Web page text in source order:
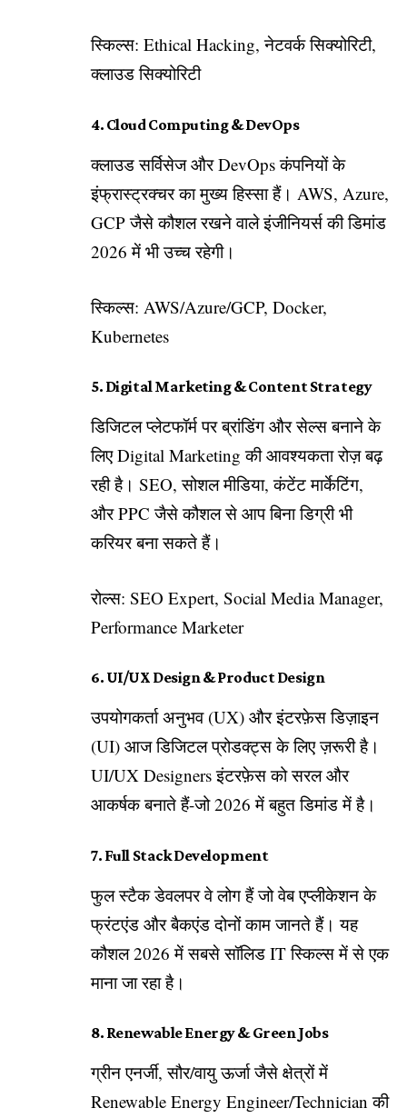
स्किल्स: Ethical Hacking, नेटवर्क सिक्योरिटी,
क्लाउड सिक्योरिटी
4. Cloud Computing & DevOps
क्लाउड सर्विसेज और DevOps कंपनियों के
इंफ्रास्ट्रक्चर का मुख्य हिस्सा हैं। AWS, Azure,
GCP जैसे कौशल रखने वाले इंजीनियर्स की डिमांड
2026 में भी उच्च रहेगी।
स्किल्स: AWS/Azure/GCP, Docker,
Kubernetes
5. Digital Marketing & Content Strategy
डिजिटल प्लेटफॉर्म पर ब्रांडिंग और सेल्स बनाने के
लिए Digital Marketing की आवश्यकता रोज़ बढ़
रही है। SEO, सोशल मीडिया, कंटेंट मार्केटिंग,
और PPC जैसे कौशल से आप बिना डिग्री भी
करियर बना सकते हैं।
रोल्स: SEO Expert, Social Media Manager,
Performance Marketer
6. UI/UX Design & Product Design
उपयोगकर्ता अनुभव (UX) और इंटरफ़ेस डिज़ाइन
(UI) आज डिजिटल प्रोडक्ट्स के लिए ज़रूरी है।
UI/UX Designers इंटरफ़ेस को सरल और
आकर्षक बनाते हैं-जो 2026 में बहुत डिमांड में है।
7. Full Stack Development
फुल स्टैक डेवलपर वे लोग हैं जो वेब एप्लीकेशन के
फ्रंटएंड और बैकएंड दोनों काम जानते हैं। यह
कौशल 2026 में सबसे सॉलिड IT स्किल्स में से एक
माना जा रहा है।
8. Renewable Energy & Green Jobs
ग्रीन एनर्जी, सौर/वायु ऊर्जा जैसे क्षेत्रों में
Renewable Energy Engineer/Technician की